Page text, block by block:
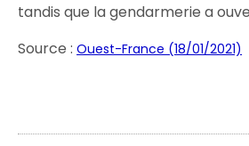
tandis que la gendarmerie a
Source :Ouest-France (18/01/2021)